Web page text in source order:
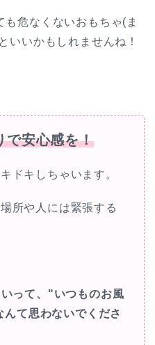
危なくないおもちゃ(ま
いいかもしれませんね！
安心感を！
ドキしちゃいます。
所や人には緊張する
って、"いつものお風
て思わないでくださ